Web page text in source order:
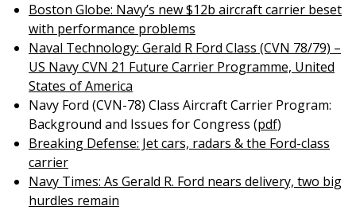
Boston Globe: Navy’s new $12b aircraft carrier beset
with performance problems
Naval Technology: Gerald R Ford Class (CVN 78/79) –
US Navy CVN 21 Future Carrier Programme, United
States of America
Navy Ford (CVN-78) Class Aircraft Carrier Program:
Background and Issues for Congress (pdf)
Breaking Defense: Jet cars, radars & the Ford-class
carrier
Navy Times: As Gerald R. Ford nears delivery, two big
hurdles remain